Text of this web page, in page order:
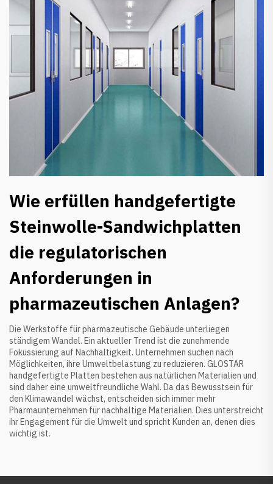
Wie erfüllen handgefertigte
Steinwolle-Sandwichplatten
die regulatorischen
Anforderungen in
pharmazeutischen Anlagen?
Die Werkstoffe für pharmazeutische Gebäude unterliegen
ständigem Wandel. Ein aktueller Trend ist die zunehmende
Fokussierung auf Nachhaltigkeit. Unternehmen suchen nach
Möglichkeiten, ihre Umweltbelastung zu reduzieren. GLOSTAR
handgefertigte Platten bestehen aus natürlichen Materialien und
sind daher eine umweltfreundliche Wahl. Da das Bewusstsein für
den Klimawandel wächst, entscheiden sich immer mehr
Pharmaunternehmen für nachhaltige Materialien. Dies unterstreicht
ihr Engagement für die Umwelt und spricht Kunden an, denen dies
wichtig ist.